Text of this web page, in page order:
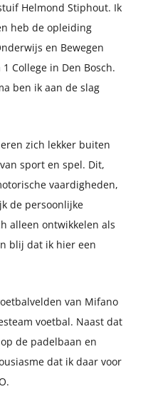
Helmond Stiphout. Ik
heb de opleiding
en Bewegen
College in Den Bosch.
ben ik aan de slag
zich lekker buiten
sport en spel. Dit,
vaardigheden,
de persoonlijke
alleen ontwikkelen als
blij dat ik hier een
van Mifano
voetbal. Naast dat
de padelbaan en
dat ik daar voor